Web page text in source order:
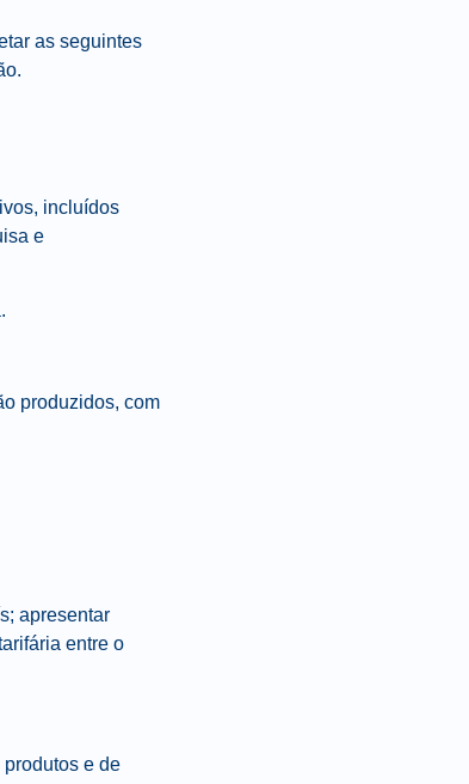
as seguintes
incluídos
e
produzidos, com
apresentar
entre o
e de